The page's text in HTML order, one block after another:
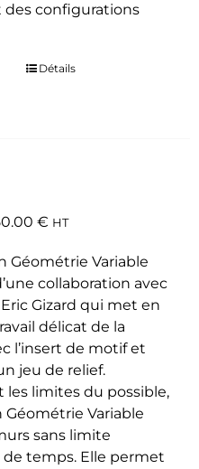
des configurations
Ce
peuvent
choisies
sur
la
page
du
produit
Détails
€Plage
prix :
35.00 €
à
50.00 €
HT
Géométrie Variable
collaboration avec
Gizard qui met en
délicat de la
l’insert de motif et
jeu de relief.
les limites du possible,
Géométrie Variable
sans limite
de temps. Elle permet